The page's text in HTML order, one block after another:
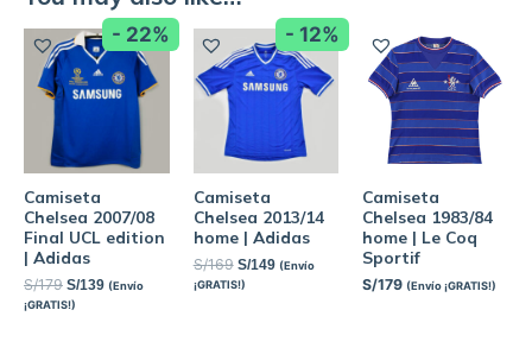
- 22%
Camiseta
Chelsea 2007/08
Final UCL edition
| Adidas
S/179 S/139 (Envío
¡GRATIS!)
- 12%
Camiseta
Chelsea 2013/14
home | Adidas
S/169 S/149 (Envío
¡GRATIS!)
Camiseta
Chelsea 1983/84
home | Le Coq
Sportif
S/179 (Envío ¡GRATIS!)